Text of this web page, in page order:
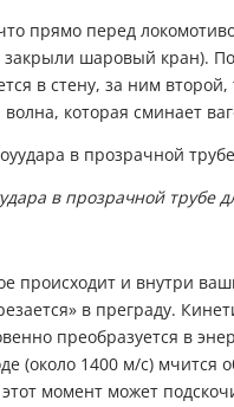
прямо перед
шаровый кран).
в стену, за ним
которая сминает
в прозрачной трубе
происходит и внутри
в преграду.
преобразуется в
(около 1400 м/с) мчится
момент может